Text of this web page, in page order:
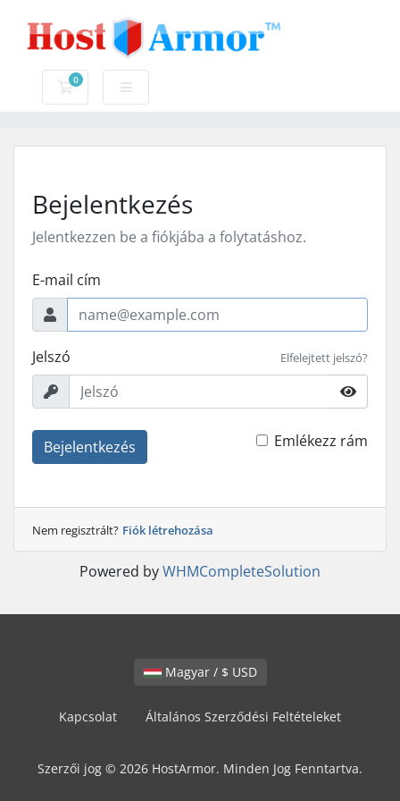
0
Bevásárlókosár
Bejelentkezés
Jelentkezzen be a fiókjába a folytatáshoz.
E-mail cím
Jelszó Elfelejtett jelszó?
Bejelentkezés Emlékezz rám
Nem regisztrált? Fiók létrehozása
Powered byWHMCompleteSolution
Magyar / $ USD
Kapcsolat Általános Szerződési Feltételeket
Szerzői jog © 2026 HostArmor. Minden Jog Fenntartva.